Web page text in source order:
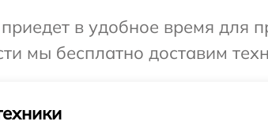
в удобное время для
мы бесплатно доставим